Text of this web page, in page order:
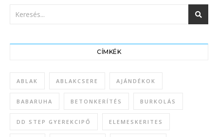
CÍMKÉK
ABLAK ABLAKCSERE AJÁNDÉKOK
BABARUHA BETONKERÍTÉS BURKOLÁS
DD STEP GYEREKCIPŐ ELEMESKERITES